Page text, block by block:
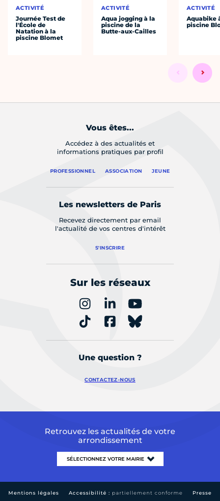
ACTIVITÉ
Journée Test de
l'École de
Natation à la
piscine Blomet
ACTIVITÉ
Aqua jogging à la
piscine de la
Butte-aux-Cailles
ACTIVITÉ
Aquabike
piscine
Vous êtes...
Accédez à des actualités et
informations pratiques par profil
PROFESSIONNEL ASSOCIATION JEUNE
Les newsletters de Paris
Recevez directement par email
l'actualité de vos centres d'intérêt
S'INSCRIRE
Sur les réseaux
Une question ?
CONTACTEZ-NOUS
Retrouvez les actualités de votre
arrondissement
Mentions légales Accessibilité : partiellement conforme Presse